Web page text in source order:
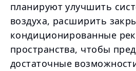
планируют улучшить
воздуха, расширить
кондиционированные
пространства, чтобы
достаточные